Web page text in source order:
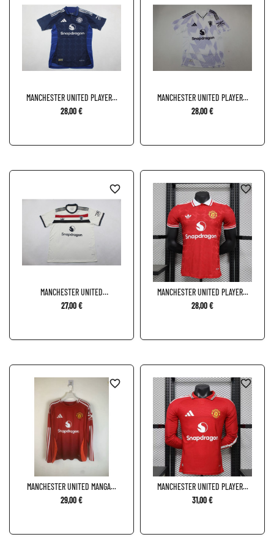
MANCHESTER UNITED PLAYER...
28,00 €
MANCHESTER UNITED PLAYER...
28,00 €
MANCHESTER UNITED
TERCERA...
27,00 €
favorite_border
MANCHESTER UNITED PLAYER...
28,00 €
favorite_border
MANCHESTER UNITED MANGA...
29,00 €
favorite_border
MANCHESTER UNITED PLAYER...
31,00 €
favorite_border